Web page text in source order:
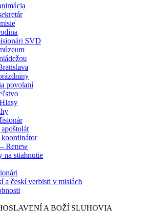
SVD
povolaní
Renew
na stiahnutie
a českí verbisti v misiách
A BOŽÍ SLUHOVIA